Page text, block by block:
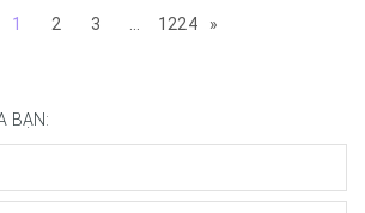
1 2 3 1224 »
BẠN: